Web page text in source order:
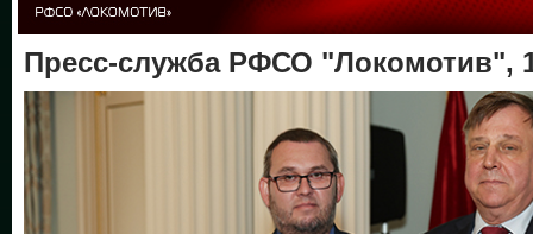
Пресс-служба РФСО "Локомотив",